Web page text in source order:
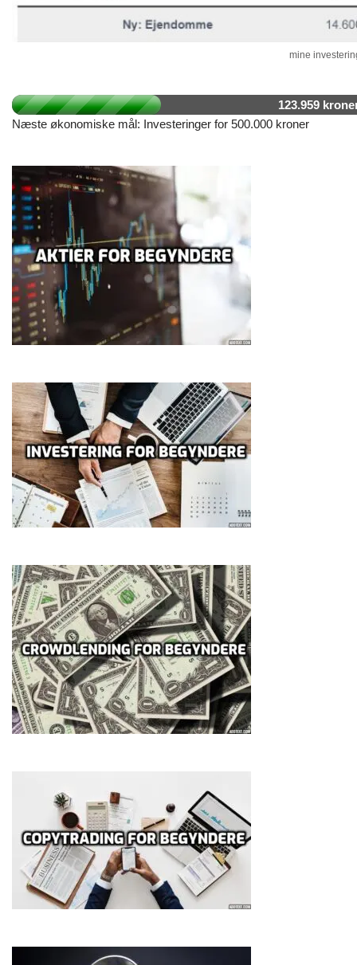
mine
123.959
Næste økonomiske mål: Investeringer for 500.000 kroner